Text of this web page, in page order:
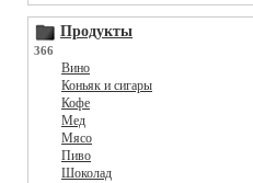
Продукты
366
Вино
Коньяк и сигары
Кофе
Мед
Мясо
Пиво
Шоколад